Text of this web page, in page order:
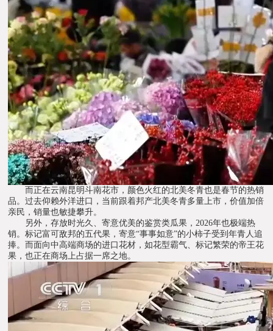
而正在云南昆明斗南花市，颜色火红的北美冬青也是春节的热销
品。过去仰赖外洋进口，当前跟着邦产北美冬青多量上市，价值加倍
亲民，销量也敏捷攀升。
另外，存放时光久、寄意优美的鉴赏类瓜果，2026年也极端热
销。标记富可敌邦的五代果，寄意“事事如意”的小柿子受到年青人追
捧。而面向中高端商场的进口花材，如花型霸气、标记繁荣的帝王花
果，也正在商场上占据一席之地。